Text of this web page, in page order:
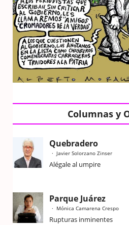
Columnas y
Quebradero
Javier Solorzano Zinser
Alégale al umpire
Parque Juárez
Mónica Camarena Crespo
Rupturas inminentes